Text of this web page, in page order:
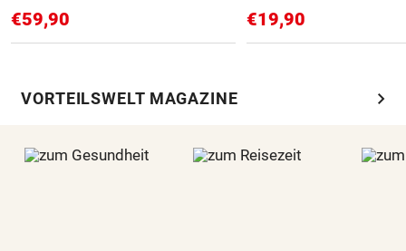
€59,90 €19,90
VORTEILSWELT MAGAZINE chevron_right